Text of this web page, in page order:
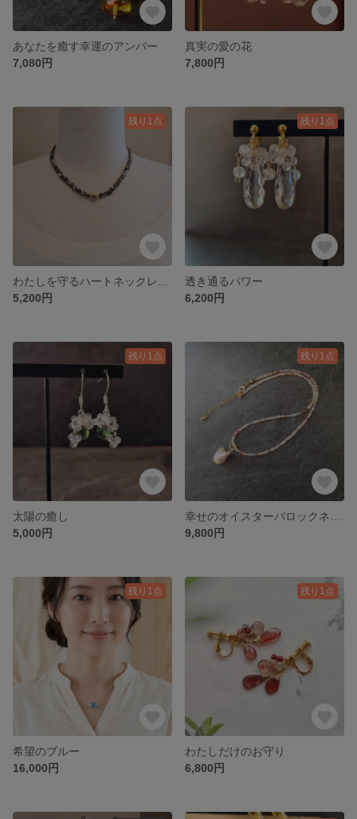
あなたを癒す幸運のアンバー
7,080円
真実の愛の花
7,800円
残り1点
5,200円
残り1点
透き通るパワー
6,200円
残り1点
太陽の癒し
5,000円
残り1点
9,800円
残り1点
希望のブルー
16,000円
残り1点
わたしだけのお守り
6,800円